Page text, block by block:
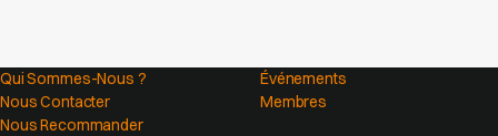
Qui Sommes-Nous ?
Nous Contacter
Nous Recommander
Événements
Membres